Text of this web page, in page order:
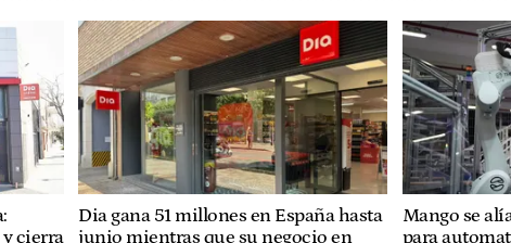
cierra
Dia gana 51 millones en España hasta
junio mientras que su negocio en
Mango se
para